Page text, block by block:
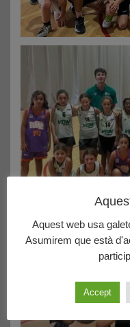
Aquest web usa
Asumirem que està
Accept